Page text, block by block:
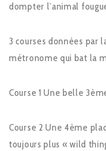
dompter l’animal
3 courses données par
métronome qui bat la
Course 1 Une belle
Course 2 Une 4ème
toujours plus « wild